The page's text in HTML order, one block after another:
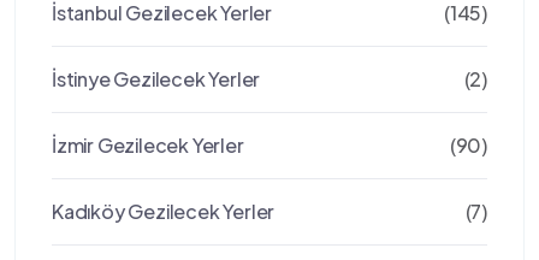
İstanbul Gezilecek Yerler (145)
İstinye Gezilecek Yerler (2)
İzmir Gezilecek Yerler (90)
Kadıköy Gezilecek Yerler (7)